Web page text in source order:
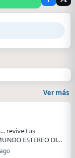
Ver más
revive tus
ESTEREO DI…